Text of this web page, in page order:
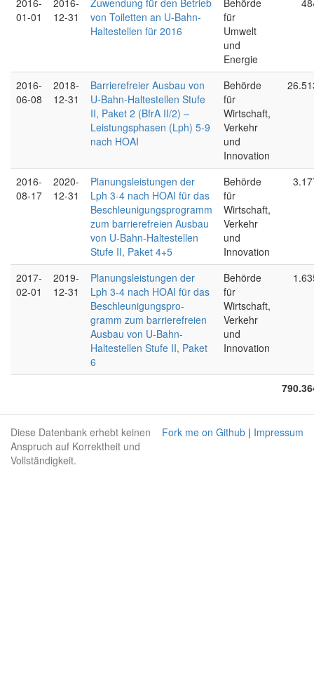
2016-
01-01
2016-
12-31
Zuwendung für den Betrieb
von Toiletten an U-Bahn-
Haltestellen für 2016
Behörde
für
Umwelt
und
Energie
2016-
06-08
2018-
12-31
Barrierefreier Ausbau von
U-Bahn-Haltestellen Stufe
II, Paket 2 (BfrA II/2) –
Leistungsphasen (Lph) 5-9
nach HOAI
Behörde
für
Wirtschaft,
Verkehr
und
Innovation
2016-
08-17
2020-
12-31
Planungsleistungen der
Lph 3-4 nach HOAI für das
Beschleunigungsprogramm
zum barrierefreien Ausbau
von U-Bahn-Haltestellen
Stufe II, Paket 4+5
Behörde
für
Wirtschaft,
Verkehr
und
Innovation
2017-
02-01
2019-
12-31
Planungsleistungen der
Lph 3-4 nach HOAI für das
Beschleunigungspro-
gramm zum barrierefreien
Ausbau von U-Bahn-
Haltestellen Stufe II, Paket
6
Behörde
für
Wirtschaft,
Verkehr
und
Innovation
Fork me on Github | Impressum
Diese Datenbank erhebt keinen
Anspruch auf Korrektheit und
Vollständigkeit.